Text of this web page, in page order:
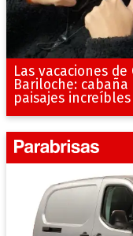
Las vacaciones
Bariloche:
paisajes increíbles